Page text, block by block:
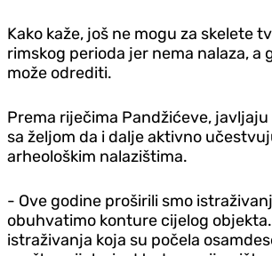
Kako kaže, još ne mogu za skelete
rimskog perioda jer nema nalaza, a
može odrediti.
Prema riječima Pandžićeve,
sa željom da i dalje aktivno
arheološkim nalazištima.
- Ove godine proširili smo
obuhvatimo konture cijelog
istraživanja koja su počela